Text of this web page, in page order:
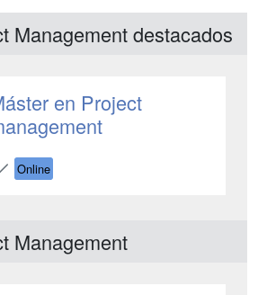
Management destacados
en Project
Online
Management